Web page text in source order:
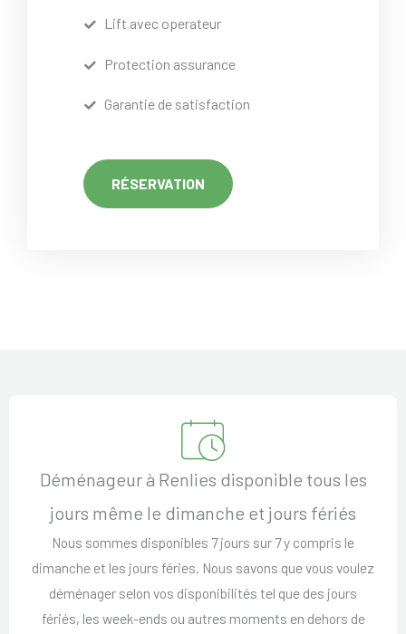
Lift avec operateur
Protection assurance
Garantie de satisfaction
RÉSERVATION
Déménageur à Renlies disponible tous les
jours même le dimanche et jours fériés
Nous sommes disponibles 7 jours sur 7 y compris le
dimanche et les jours féries. Nous savons que vous voulez
déménager selon vos disponibilités tel que des jours
fériés, les week-ends ou autres moments en dehors de